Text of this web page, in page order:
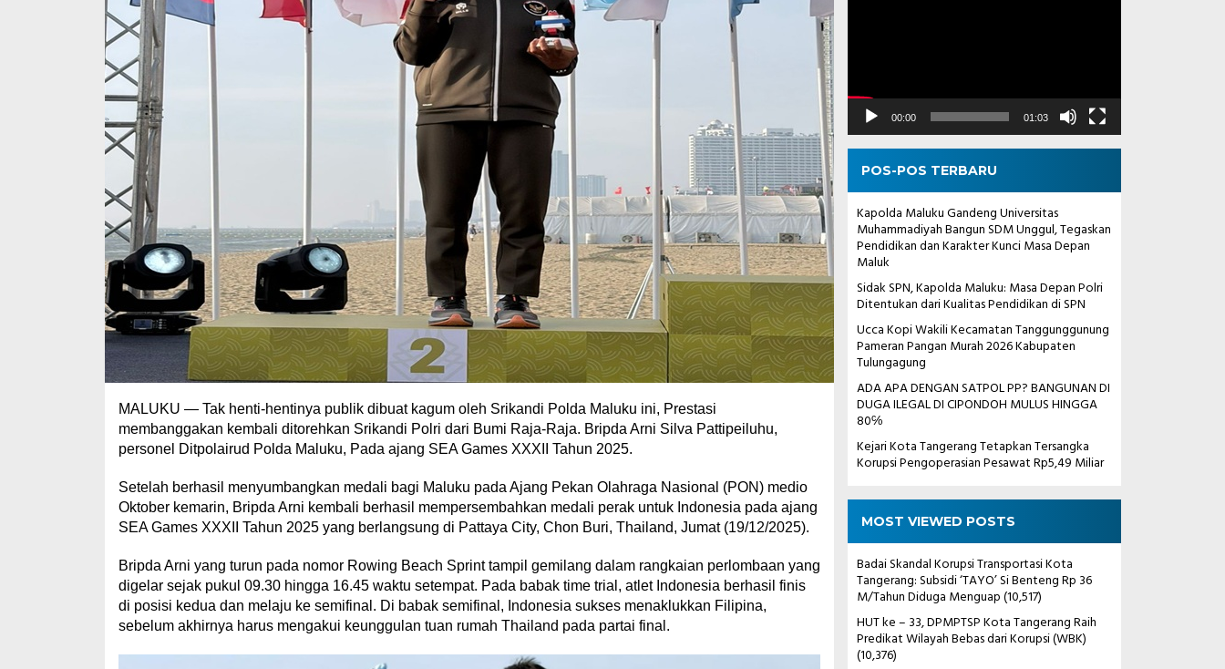
MALUKU — Tak henti-hentinya publik dibuat kagum oleh Srikandi Polda Maluku ini, Prestasi
membanggakan kembali ditorehkan Srikandi Polri dari Bumi Raja-Raja. Bripda Arni Silva Pattipeiluhu,
personel Ditpolairud Polda Maluku, Pada ajang SEA Games XXXII Tahun 2025.
Setelah berhasil menyumbangkan medali bagi Maluku pada Ajang Pekan Olahraga Nasional (PON) medio
Oktober kemarin, Bripda Arni kembali berhasil mempersembahkan medali perak untuk Indonesia pada ajang
SEA Games XXXII Tahun 2025 yang berlangsung di Pattaya City, Chon Buri, Thailand, Jumat (19/12/2025).
Bripda Arni yang turun pada nomor Rowing Beach Sprint tampil gemilang dalam rangkaian perlombaan yang
digelar sejak pukul 09.30 hingga 16.45 waktu setempat. Pada babak time trial, atlet Indonesia berhasil finis
di posisi kedua dan melaju ke semifinal. Di babak semifinal, Indonesia sukses menaklukkan Filipina,
sebelum akhirnya harus mengakui keunggulan tuan rumah Thailand pada partai final.
00:00 01:03
POS-POS TERBARU
Kapolda Maluku Gandeng Universitas
Muhammadiyah Bangun SDM Unggul, Tegaskan
Pendidikan dan Karakter Kunci Masa Depan
Maluk
Sidak SPN, Kapolda Maluku: Masa Depan Polri
Ditentukan dari Kualitas Pendidikan di SPN
Ucca Kopi Wakili Kecamatan Tanggunggunung
Pameran Pangan Murah 2026 Kabupaten
Tulungagung
ADA APA DENGAN SATPOL PP? BANGUNAN DI
DUGA ILEGAL DI CIPONDOH MULUS HINGGA
80℅
Kejari Kota Tangerang Tetapkan Tersangka
Korupsi Pengoperasian Pesawat Rp5,49 Miliar
MOST VIEWED POSTS
Badai Skandal Korupsi Transportasi Kota
Tangerang: Subsidi ‘TAYO’ Si Benteng Rp 36
M/Tahun Diduga Menguap(10,517)
HUT ke – 33, DPMPTSP Kota Tangerang Raih
Predikat Wilayah Bebas dari Korupsi (WBK)
(10,376)